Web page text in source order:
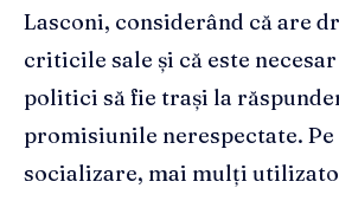
Lasconi, considerând că are
criticile sale și că este
politici să fie trași la
promisiunile nerespectate.
socializare, mai mulți